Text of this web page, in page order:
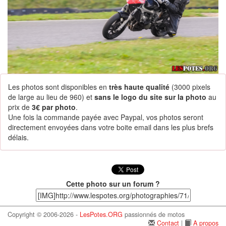
Les photos sont disponibles en très haute qualité (3000 pixels
de large au lieu de 960) et sans le logo du site sur la photo au
prix de 3€ par photo.
Une fois la commande payée avec Paypal, vos photos seront
directement envoyées dans votre boite email dans les plus brefs
délais.
Cette photo sur un forum ?
Copyright © 2006-2026 - LesPotes.ORG passionnés de motos
Contact | A propos